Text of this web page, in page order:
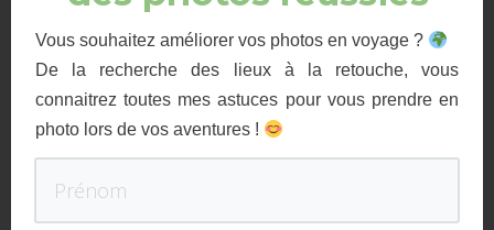
Vous souhaitez améliorer vos photos en voyage ?
De la recherche des lieux à la retouche, vous
connaitrez toutes mes astuces pour vous prendre en
photo lors de vos aventures !